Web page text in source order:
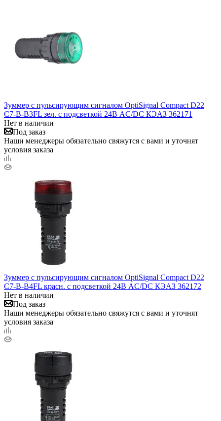
Зуммер с пульсирующим сигналом OptiSignal Compact D22
С7-B-B3FL зел. с подсветкой 24В AC/DC КЭАЗ 362171
Нет в наличии
Под заказ
Наши менеджеры обязательно свяжутся с вами и уточнят
условия заказа
Зуммер с пульсирующим сигналом OptiSignal Compact D22
С7-B-B4FL красн. с подсветкой 24В AC/DC КЭАЗ 362172
Нет в наличии
Под заказ
Наши менеджеры обязательно свяжутся с вами и уточнят
условия заказа